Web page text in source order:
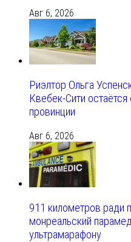
Авг 6, 2026
Риэлтор Ольга
Квебек-Сити
провинции
Авг 6, 2026
911 километров ради
монреальский
ультрамарафону